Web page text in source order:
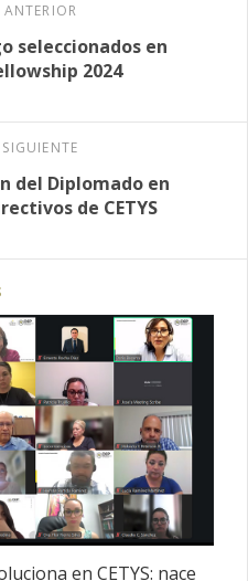
seleccionados en
2024
del Diplomado en
de CETYS
en CETYS: nace